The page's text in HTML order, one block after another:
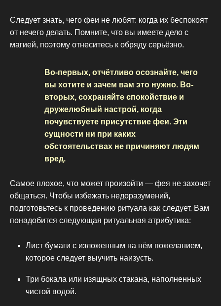
Следует знать, чего феи не любят: когда их беспокоят
от нечего делать. Помните, что вы имеете дело с
магией, поэтому отнеситесь к обряду серьёзно.
Во-первых, отчётливо осознайте, чего
вы хотите и зачем вам это нужно. Во-
вторых, сохраняйте спокойствие и
дружелюбный настрой, когда
почувствуете присутствие феи. Эти
сущности ни при каких
обстоятельствах не причиняют людям
вред.
Самое плохое, что может произойти — фея не захочет
общаться. Чтобы избежать недоразумений,
подготовьтесь к проведению ритуала как следует. Вам
понадобится следующая ритуальная атрибутика:
Лист бумаги с изложенным на нём пожеланием,
которое следует выучить наизусть.
Три бокала или изящных стакана, наполненных
чистой водой.